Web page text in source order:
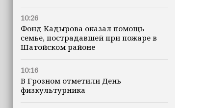
10:26
Фонд Кадырова оказал помощь
семье, пострадавшей при пожаре в
Шатойском районе
10:16
В Грозном отметили День
физкультурника